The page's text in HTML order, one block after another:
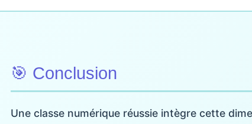
🎯 Conclusion
Une classe numérique réussie intègre cette